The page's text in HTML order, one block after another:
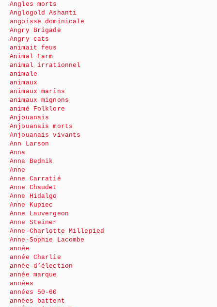
Angles morts
Anglogold Ashanti
angoisse dominicale
Angry Brigade
Angry cats
animait feus
Animal Farm
animal irrationnel
animale
animaux
animaux marins
animaux mignons
animé Folklore
Anjouanais
Anjouanais morts
Anjouanais vivants
Ann Larson
Anna
Anna Bednik
Anne
Anne Carratié
Anne Chaudet
Anne Hidalgo
Anne Kupiec
Anne Lauvergeon
Anne Steiner
Anne-Charlotte Millepied
Anne-Sophie Lacombe
année
année Charlie
année d’élection
année marque
années
années 50-60
années battent